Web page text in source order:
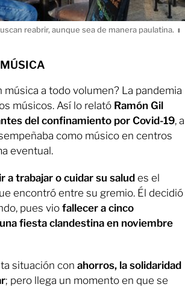
reabrir, aunque sea de manera paulatina. ı
música a todo volumen? La pandemia
músicos. Así lo relató Ramón Gil
del confinamiento por Covid-19, a
como músico en centros
eventual.
a trabajar o cuidar su salud es el
encontró entre su gremio. Él decidió
pues vio fallecer a cinco
fiesta clandestina en noviembre
situación con ahorros, la solidaridad
; pero llega un momento en que se